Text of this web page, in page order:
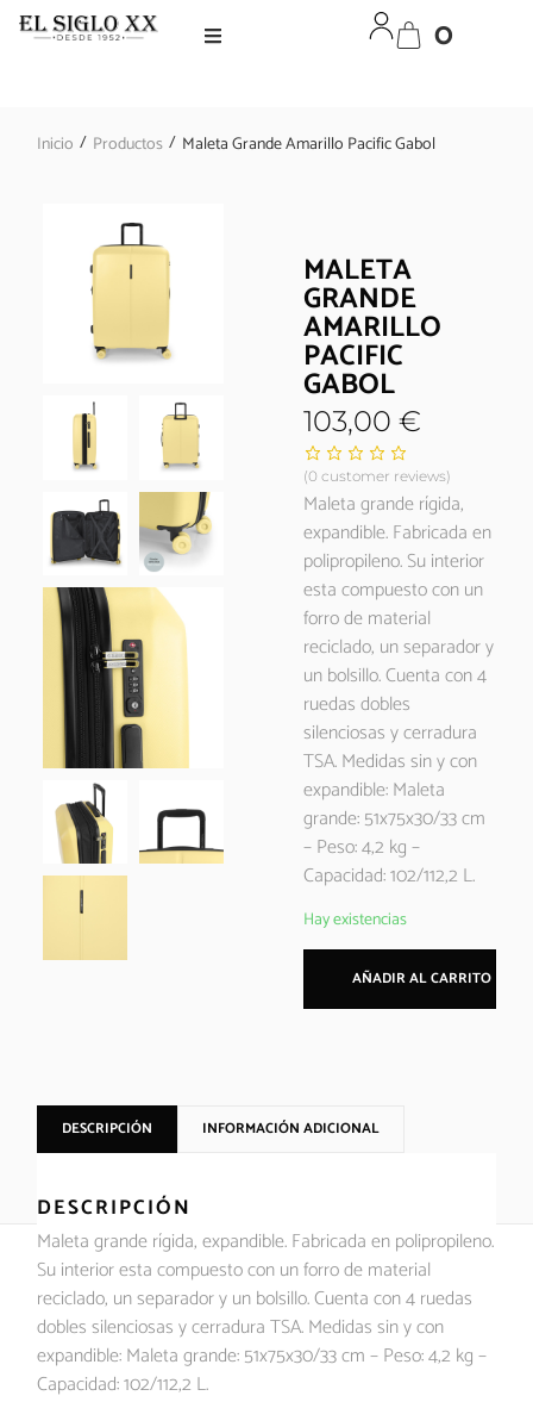
0
Inicio / Productos / Maleta Grande Amarillo Pacific Gabol
MALETA
GRANDE
AMARILLO
PACIFIC
GABOL
103,00€
(0 customer reviews)
Maleta grande rígida,
expandible. Fabricada en
polipropileno. Su interior
esta compuesto con un
forro de material
reciclado, un separador y
un bolsillo. Cuenta con 4
ruedas dobles
silenciosas y cerradura
TSA. Medidas sin y con
expandible: Maleta
grande: 51x75x30/33 cm
– Peso: 4,2 kg –
Capacidad: 102/112,2 L.
Hay existencias
AÑADIR AL CARRITO
DESCRIPCIÓN INFORMACIÓN ADICIONAL
DESCRIPCIÓN
Maleta grande rígida, expandible. Fabricada en polipropileno.
Su interior esta compuesto con un forro de material
reciclado, un separador y un bolsillo. Cuenta con 4 ruedas
dobles silenciosas y cerradura TSA. Medidas sin y con
expandible: Maleta grande: 51x75x30/33 cm – Peso: 4,2 kg –
Capacidad: 102/112,2 L.